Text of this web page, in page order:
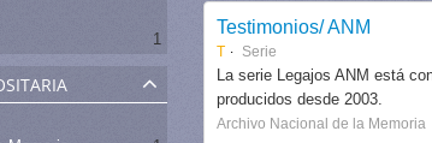
1
Testimonios/ ANM
T Serie
La serie Legajos ANM está
producidos desde 2003.
Archivo Nacional de la Memoria